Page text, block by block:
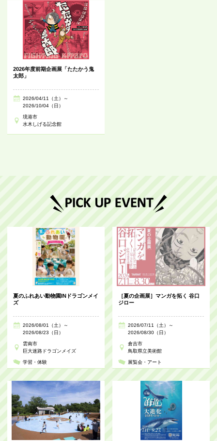
2026年度前期企画展「たたかう鬼
太郎」
2026/04/11（土）～
2026/10/04（日）
境港市
水木しげる記念館
夏のふれあい動物園INドラゴンメイ
ズ
2026/08/01（土）～
2026/08/23（日）
雲南市
巨大迷路ドラゴンメイズ
学習・体験
［夏の企画展］マンガを拓く 谷口
ジロー
2026/07/11（土）～
2026/08/30（日）
倉吉市
鳥取県立美術館
展覧会・アート